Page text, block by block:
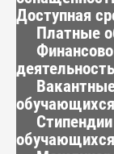
Доступная
Платные
деятельность
обучающихся
обучающихся